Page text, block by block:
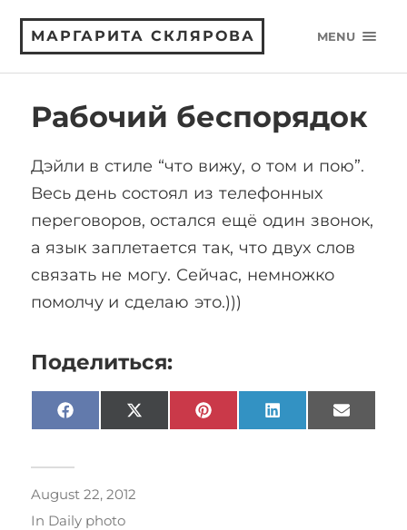
МАРГАРИТА СКЛЯРОВА MENU
Рабочий беспорядок
Дэйли в стиле “что вижу, о том и пою”.
Весь день состоял из телефонных
переговоров, остался ещё один звонок,
а язык заплетается так, что двух слов
связать не могу. Сейчас, немножко
помолчу и сделаю это.)))
Поделиться:
Facebook X
(Twitter)
Pinterest LinkedIn Email
August 22, 2012
In Daily photo